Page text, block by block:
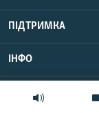
ПІДТРИМКА
ІНФО